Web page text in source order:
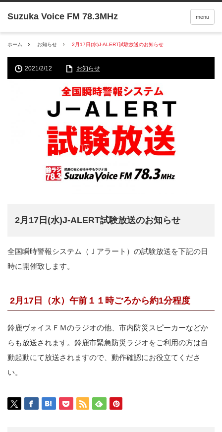
menu
ホーム お知らせ 2月17日(水)J-ALERT試験放送のお知らせ
2021/2/12 お知らせ
2月17日(水)J-ALERT試験放送のお知らせ
全国瞬時警報システム（Ｊアラート）の試験放送を下記の日
時に開催致します。
2月17日（水）午前１１時ごろから約1分程度
鈴鹿ヴォイスＦＭのラジオの他、市内防災スピーカーなどか
らも放送されます。鈴鹿市緊急防災ラジオをご利用の方は自
動起動にて放送されますので、動作確認にお役立てくださ
い。